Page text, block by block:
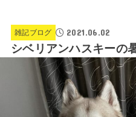
雑記ブログ 2021.06.02
シベリアンハスキーの